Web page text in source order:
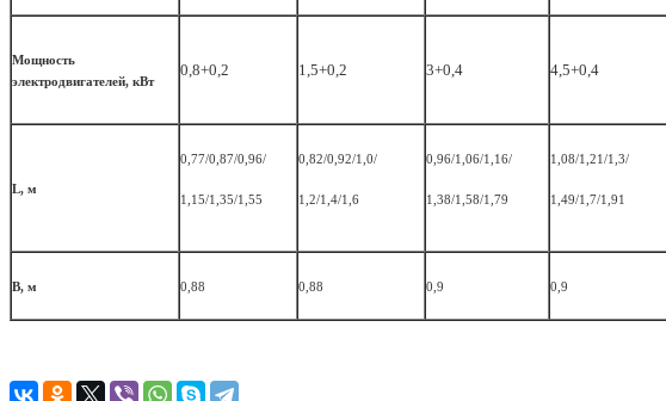
Мощность
электродвигателей, кВт
0,8+0,2 1,5+0,2 3+0,4 4,5+0,4
L, м
0,77/0,87/0,96/
1,15/1,35/1,55
0,82/0,92/1,0/
1,2/1,4/1,6
0,96/1,06/1,16/
1,38/1,58/1,79
1,08/1,21/1,3/
1,49/1,7/1,91
B, м 0,88 0,88 0,9 0,9